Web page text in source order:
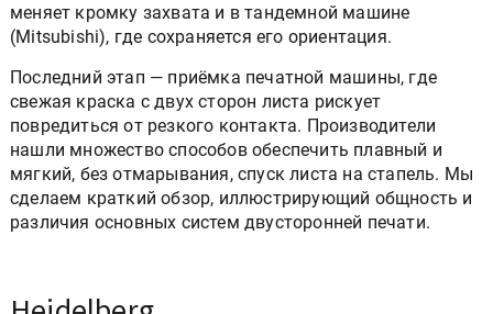
меняет кромку захвата и в тандемной машине
(Mitsubishi), где сохраняется его ориентация.
Последний этап — приёмка печатной машины, где
свежая краска с двух сторон листа рискует
повредиться от резкого контакта. Производители
нашли множество способов обеспечить плавный и
мягкий, без отмарывания, спуск листа на стапель. Мы
сделаем краткий обзор, иллюстрирующий общность и
различия основных систем двусторонней печати.